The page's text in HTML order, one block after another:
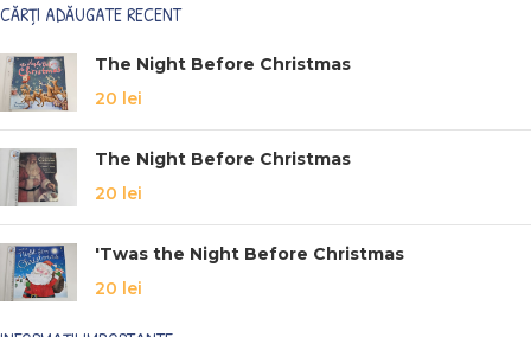
CĂRȚI ADĂUGATE RECENT
The Night Before Christmas
20 lei
The Night Before Christmas
20 lei
'Twas the Night Before Christmas
20 lei